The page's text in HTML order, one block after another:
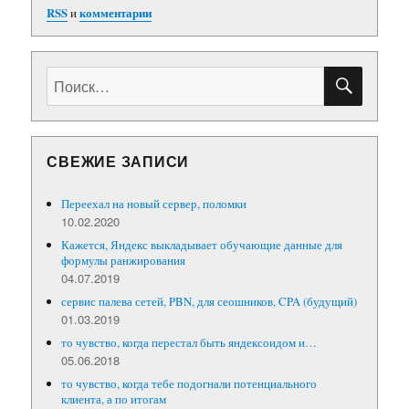
прокладки
RSSикомментарии
СВЕЖИЕ ЗАПИСИ
Переехал на новый сервер, поломки
10.02.2020
Кажется, Яндекс выкладывает обучающие данные для
формулы ранжирования
04.07.2019
сервис палева сетей, PBN, для сеошников, CPA (будущий)
01.03.2019
то чувство, когда перестал быть яндексоидом и…
05.06.2018
то чувство, когда тебе подогнали потенциального
клиента, а по итогам